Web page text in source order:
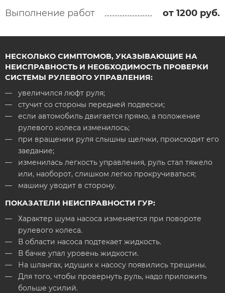
Выполнение работ от 1200 руб.
НЕСКОЛЬКО СИМПТОМОВ, УКАЗЫВАЮЩИЕ НА
НЕИСПРАВНОСТЬ И НЕОБХОДИМОСТЬ ПРОВЕРКИ
СИСТЕМЫ РУЛЕВОГО УПРАВЛЕНИЯ:
увеличился люфт руля;
стучит со стороны передней подвески;
если автомобиль двигается прямо, а положение
рулевого колеса изменилось;
при вращении руля слышны щелчки, происходит его
заедание;
изменилась легкость управления, руль стал тяжело
или, наоборот, слишком легко прокручиваться;
машину уводит в сторону.
ПОКАЗАТЕЛИ НЕИСПРАВНОСТИ ГУР:
Характер шума насоса изменяется при повороте
рулевого колеса.
В области насоса подтекает жидкость.
В бачке упал уровень жидкости.
На шлангах, идущих к насосу появились трещины.
Для того, чтобы провернуть руль, надо приложить
больше усилий.